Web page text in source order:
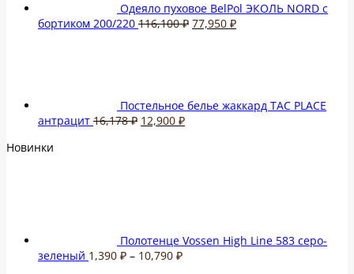
Одеяло пуховое BelPol ЭКОЛЬ NORD с
бортиком 200/220 116,100₽ Первоначальная
77,950 ₽Текущая
Постельное белье жаккард TAC PLACE
антрацит 16,178₽ Первоначальная
12,900 ₽Текущая
Новинки
Полотенце Vossen High Line 583 серо-
зеленый 1,390 ₽ – 10,790 ₽Диапазон